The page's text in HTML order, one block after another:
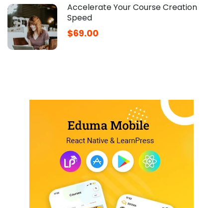
Accelerate Your Course Creation
Speed
$69.00